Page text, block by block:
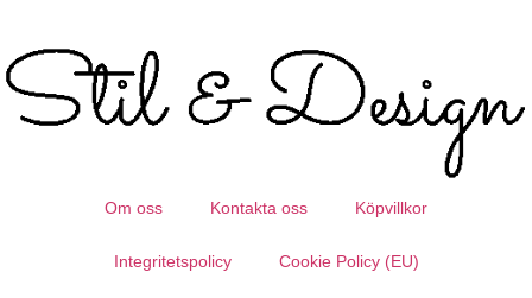
Om oss Kontakta oss Köpvillkor
Integritetspolicy Cookie Policy (EU)